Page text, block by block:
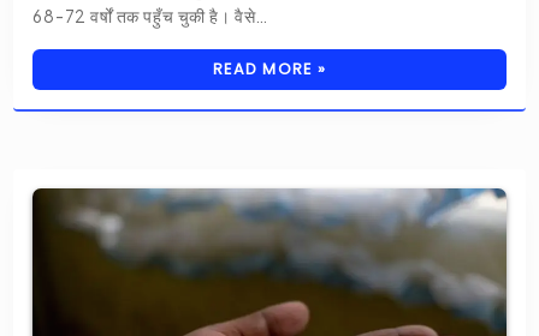
68-72 वर्षों तक पहुँच चुकी है। वैसे…
READ MORE »